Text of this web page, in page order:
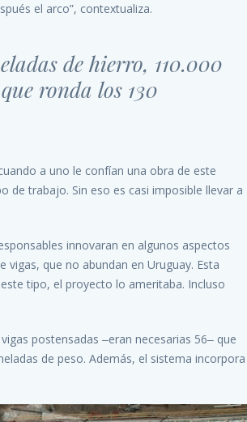
el arco”, contextualiza.
de hierro, 110.000
ronda los 130
a uno le confían una obra de este
trabajo. Sin eso es casi imposible llevar a
innovaran en algunos aspectos
que no abundan en Uruguay. Esta
tipo, el proyecto lo ameritaba. Incluso
postensadas ‒eran necesarias 56‒ que
de peso. Además, el sistema incorpora